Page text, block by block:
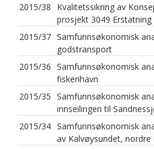
2015/38
Kvalitetssikring av
prosjekt 3049
2015/37 Samfunnsøkonomisk
godstransport
2015/36 Samfunnsøkonomisk
fiskerihavn
2015/35 Samfunnsøkonomisk
innseilingen til
2015/34 Samfunnsøkonomisk
av Kalvøysundet, nordre